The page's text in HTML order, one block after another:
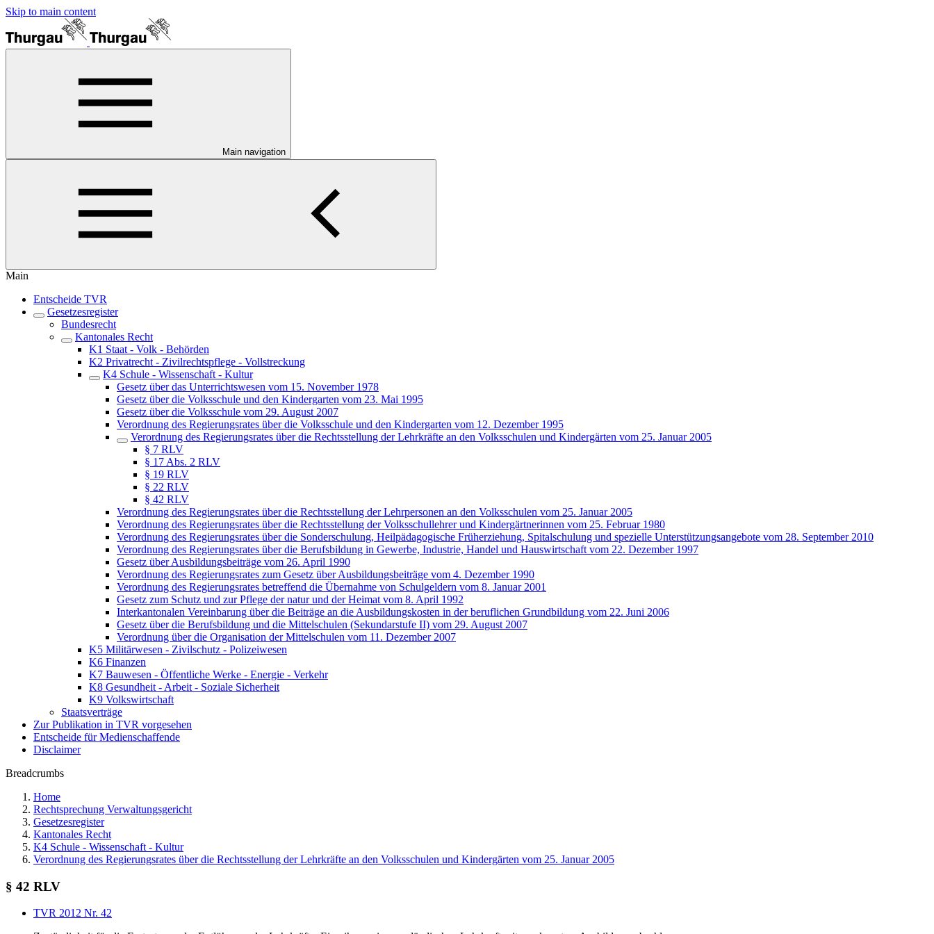
Skip to main content
Main navigation
Main
Entscheide TVR
Gesetzesregister
Bundesrecht
Kantonales Recht
K1 Staat - Volk - Behörden
K2 Privatrecht - Zivilrechtspflege - Vollstreckung
K4 Schule - Wissenschaft - Kultur
Gesetz über das Unterrichtswesen vom 15. November 1978
Gesetz über die Volksschule und den Kindergarten vom 23. Mai 1995
Gesetz über die Volksschule vom 29. August 2007
Verordnung des Regierungsrates über die Volksschule und den Kindergarten vom 12. Dezember 1995
Verordnung des Regierungsrates über die Rechtsstellung der Lehrkräfte an den Volksschulen und Kindergärten vom 25. Januar 2005
§ 7 RLV
§ 17 Abs. 2 RLV
§ 19 RLV
§ 22 RLV
§ 42 RLV
Verordnung des Regierungsrates über die Rechtsstellung der Lehrpersonen an den Volksschulen vom 25. Januar 2005
Verordnung des Regierungsrates über die Rechtsstellung der Volksschullehrer und Kindergärtnerinnen vom 25. Februar 1980
Verordnung des Regierungsrates über die Sonderschulung, Heilpädagogische Früherziehung, Spitalschulung und spezielle Unterstützungsangebote vom 28. September 2010
Verordnung des Regierungsrates über die Berufsbildung in Gewerbe, Industrie, Handel und Hauswirtschaft vom 22. Dezember 1997
Gesetz über Ausbildungsbeiträge vom 26. April 1990
Verordnung des Regierungsrates zum Gesetz über Ausbildungsbeiträge vom 4. Dezember 1990
Verordnung des Regierungsrates betreffend die Übernahme von Schulgeldern vom 8. Januar 2001
Gesetz zum Schutz und zur Pflege der natur und der Heimat vom 8. April 1992
Interkantonalen Vereinbarung über die Beiträge an die Ausbildungskosten in der beruflichen Grundbildung vom 22. Juni 2006
Gesetz über die Berufsbildung und die Mittelschulen (Sekundarstufe II) vom 29. August 2007
Verordnung über die Organisation der Mittelschulen vom 11. Dezember 2007
K5 Militärwesen - Zivilschutz - Polizeiwesen
K6 Finanzen
K7 Bauwesen - Öffentliche Werke - Energie - Verkehr
K8 Gesundheit - Arbeit - Soziale Sicherheit
K9 Volkswirtschaft
Staatsverträge
Zur Publikation in TVR vorgesehen
Entscheide für Medienschaffende
Disclaimer
Breadcrumbs
Home
Rechtsprechung Verwaltungsgericht
Gesetzesregister
Kantonales Recht
K4 Schule - Wissenschaft - Kultur
Verordnung des Regierungsrates über die Rechtsstellung der Lehrkräfte an den Volksschulen und Kindergärten vom 25. Januar 2005
§ 42 RLV
TVR 2012 Nr. 42